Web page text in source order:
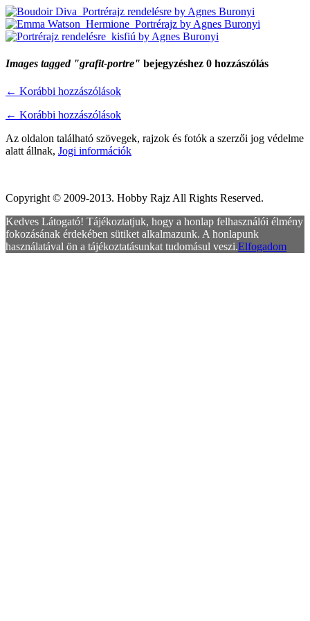
Images tagged "grafit-portre" bejegyzéshez 0 hozzászólás
← Korábbi hozzászólások
← Korábbi hozzászólások
Az oldalon található szövegek, rajzok és fotók a szerzői jog védelme
alatt állnak, Jogi információk
Copyright © 2009-2013. Hobby Rajz All Rights Reserved.
Kedves Látogató! Tájékoztatjuk, hogy a honlap felhasználói élmény
fokozásának érdekében sütiket alkalmazunk. A honlapunk
használatával ön a tájékoztatásunkat tudomásul veszi.Elfogadom